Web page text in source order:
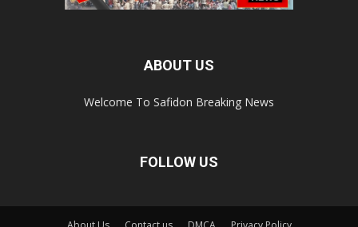
ABOUT US
Welcome To Safidon Breaking News
FOLLOW US